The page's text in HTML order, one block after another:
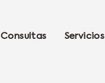
Consultas Servicios